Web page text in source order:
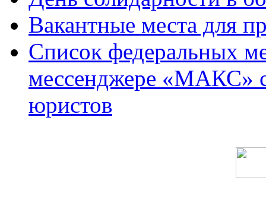
Вакантные места для
Список федеральных
мессенджере «МАКС» с
юристов